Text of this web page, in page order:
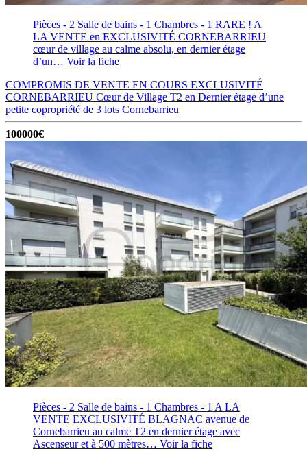
Pièces - 2 Salle de bains - 1 Chambres - 1 RARE ! A
LA VENTE en EXCLUSIVITÉ CORNEBARRIEU
cœur de village au calme absolu, en dernier étage
d’un… Voir la fiche
COMPROMIS DE VENTE EN COURS EXCLUSIVITÉ
CORNEBARRIEU Cœur de Village T2 en Dernier étage d’une
petite copropriété de 3 lots Cornebarrieu
100000€
Pièces - 2 Salle de bains - 1 Chambres - 1 A LA
VENTE EXCLUSIVITÉ BLAGNAC avenue de
Cornebarrieu au calme T2 en dernier étage avec
Ascenseur et à 500 mètres… Voir la fiche